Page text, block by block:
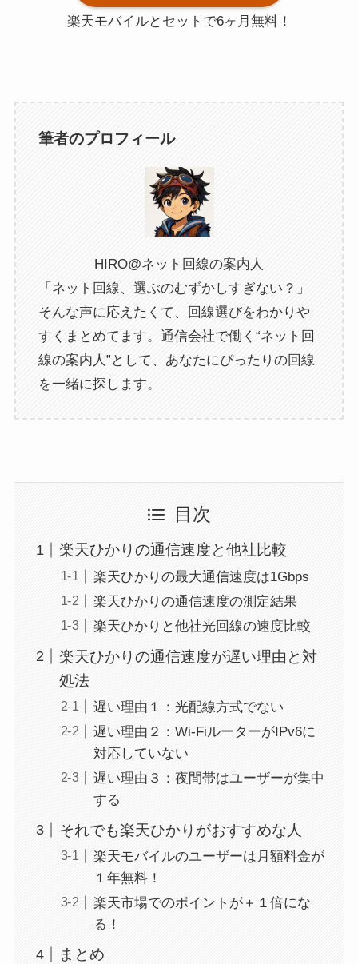
楽天モバイルとセットで6ヶ月無料！
筆者のプロフィール
HIRO@ネット回線の案内人
「ネット回線、選ぶのむずかしすぎない？」
そんな声に応えたくて、回線選びをわかりや
すくまとめてます。通信会社で働く“ネット回
線の案内人”として、あなたにぴったりの回線
を一緒に探します。
目次
楽天ひかりの通信速度と他社比較
楽天ひかりの最大通信速度は1Gbps
楽天ひかりの通信速度の測定結果
楽天ひかりと他社光回線の速度比較
楽天ひかりの通信速度が遅い理由と対
処法
遅い理由１：光配線方式でない
遅い理由２：Wi-FiルーターがIPv6に
対応していない
遅い理由３：夜間帯はユーザーが集中
する
それでも楽天ひかりがおすすめな人
楽天モバイルのユーザーは月額料金が
１年無料！
楽天市場でのポイントが＋１倍にな
る！
まとめ